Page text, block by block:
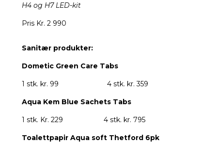
H4 og H7 LED-kit
Pris Kr. 2 990
Sanitær produkter:
Dometic Green Care Tabs
1 stk. kr. 99 4 stk. kr. 359
Aqua Kem Blue Sachets Tabs
1 stk. Kr. 229 4 stk. kr. 795
Toalettpapir Aqua soft Thetford 6pk